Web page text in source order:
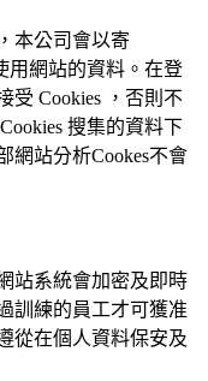
本公司會以寄
用網站的資料。在登
受 Cookies ，否則不
Cookies 搜集的資料下
網站分析Cookes不會
站系統會加密及即時
訓練的員工才可獲准
從在個人資料保安及